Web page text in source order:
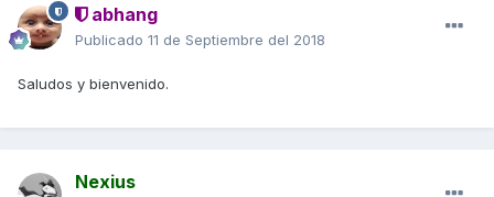
abhang
Publicado 11 de Septiembre del 2018
Saludos y bienvenido.
Nexius